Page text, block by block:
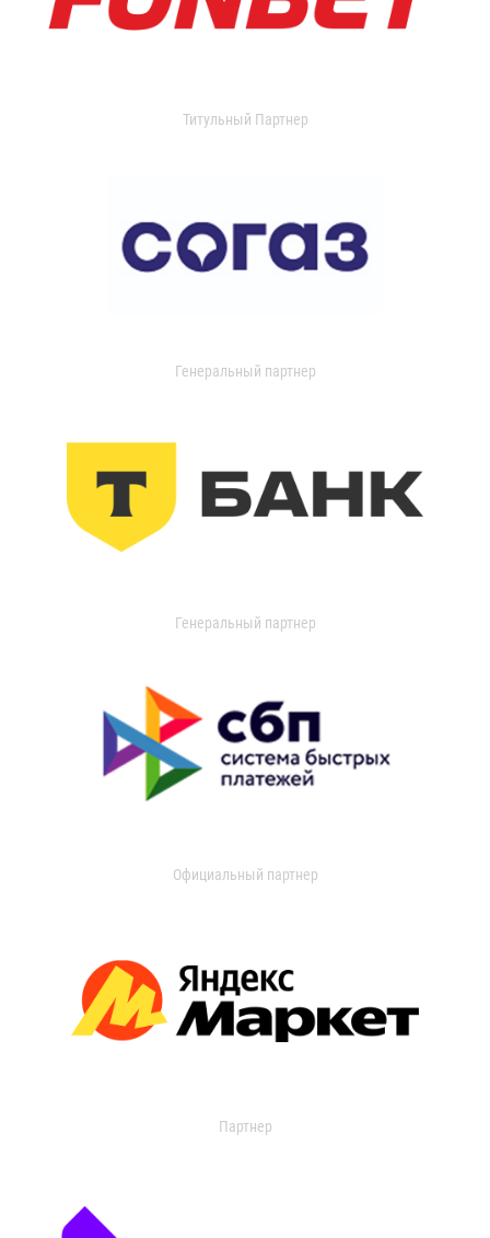
Титульный Партнер
Генеральный партнер
Генеральный партнер
Официальный партнер
Партнер